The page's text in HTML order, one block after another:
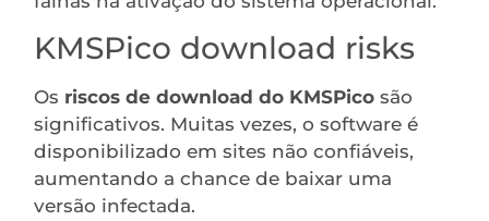
KMSPico download risks
Os riscos de download do KMSPico são
significativos. Muitas vezes, o software é
disponibilizado em sites não confiáveis,
aumentando a chance de baixar uma
versão infectada.